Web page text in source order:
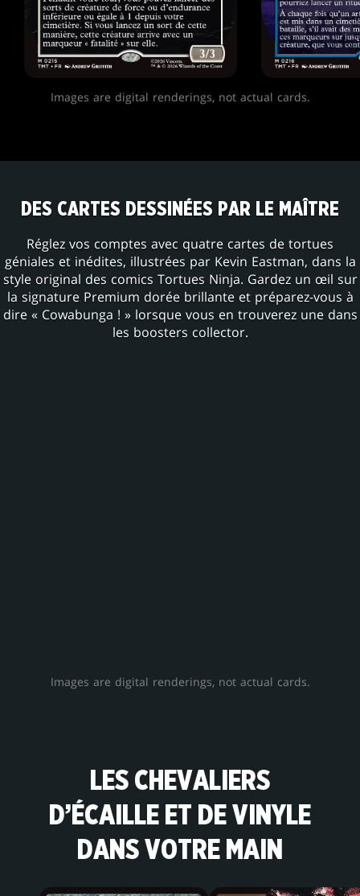
Images are digital renderings, not actual cards.
DES CARTES DESSINÉES PAR LE MAÎTRE
Réglez vos comptes avec quatre cartes de tortues
géniales et inédites, illustrées par Kevin Eastman, dans la
style original des comics Tortues Ninja. Gardez un œil sur
la signature Premium dorée brillante et préparez-vous à
dire « Cowabunga ! » lorsque vous en trouverez une dans
les boosters collector.
Images are digital renderings, not actual cards.
LES CHEVALIERS
D’ÉCAILLE ET DE VINYLE
DANS VOTRE MAIN